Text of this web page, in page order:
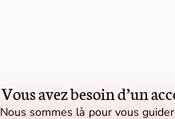
Vous avez besoin d’un
Nous sommes là pour vous